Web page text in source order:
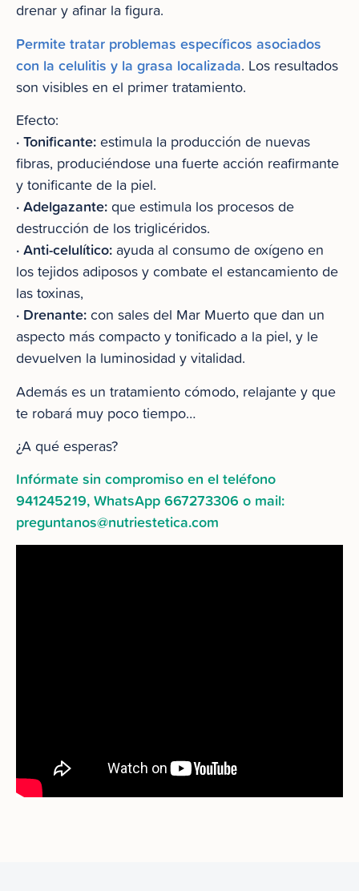
drenar y afinar la figura.
Permite tratar problemas específicos asociados
con la celulitis y la grasa localizada. Los resultados
son visibles en el primer tratamiento.
Efecto:
· Tonificante: estimula la producción de nuevas
fibras, produciéndose una fuerte acción reafirmante
y tonificante de la piel.
· Adelgazante: que estimula los procesos de
destrucción de los triglicéridos.
· Anti-celulítico: ayuda al consumo de oxígeno en
los tejidos adiposos y combate el estancamiento de
las toxinas,
· Drenante: con sales del Mar Muerto que dan un
aspecto más compacto y tonificado a la piel, y le
devuelven la luminosidad y vitalidad.
Además es un tratamiento cómodo, relajante y que
te robará muy poco tiempo…
¿A qué esperas?
Infórmate sin compromiso en el teléfono
941245219, WhatsApp 667273306 o mail:
preguntanos@nutriestetica.com